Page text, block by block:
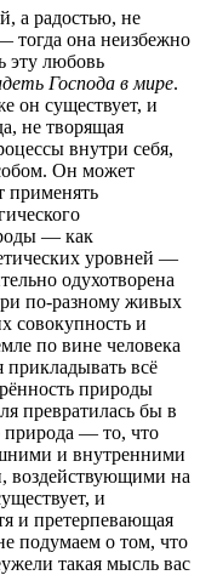
а радостью, не
она неизбежно
эту любовь
Господа в мире.
он существует, и
не творящая
внутри себя,
Он может
применять
— как
уровней —
одухотворена
по-разному живых
совокупность и
по вине человека
прикладывать всё
природы
превратилась бы в
природа — то, что
и внутренними
воздействующими на
и
и претерпевающая
подумаем о том, что
такая мысль вас